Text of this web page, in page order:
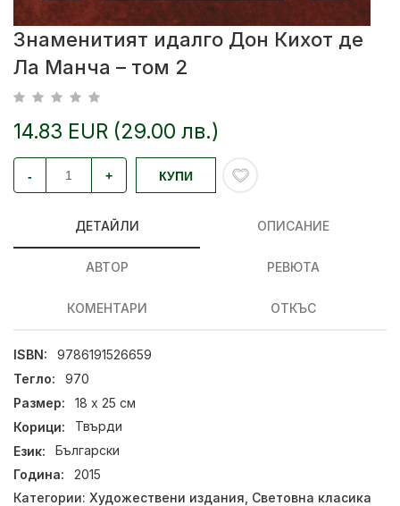
Знаменитият идалго Дон Кихот де
Ла Манча – том 2
14.83 EUR (29.00 лв.)
- + КУПИ
ДЕТАЙЛИ ОПИСАНИЕ
АВТОР РЕВЮТА
КОМЕНТАРИ ОТКЪС
ISBN:
9786191526659
Тегло:
970
Размер:
18 х 25 см
Корици:
Твърди
Език:
Български
Година:
2015
Категории: Художествени издания Световна класика